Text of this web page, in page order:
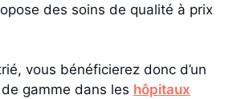
des soins de qualité à prix
vous bénéficierez donc d’un
gamme dans les hôpitaux